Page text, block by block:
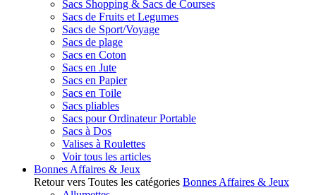
Sacs Shopping & Sacs de Courses
Sacs de Fruits et Legumes
Sacs de Sport/Voyage
Sacs de plage
Sacs en Coton
Sacs en Jute
Sacs en Papier
Sacs en Toile
Sacs pliables
Sacs pour Ordinateur Portable
Sacs à Dos
Valises à Roulettes
Voir tous les articles
Bonnes Affaires & Jeux
Retour vers Toutes les catégories Bonnes Affaires & Jeux